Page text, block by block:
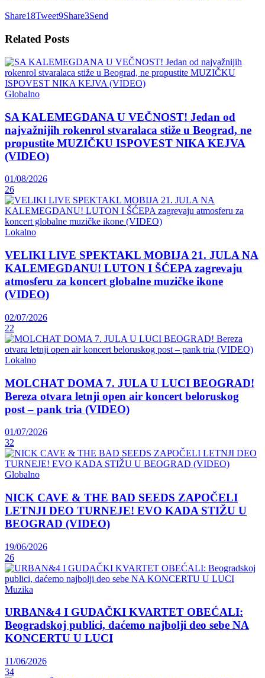
Share18Tweet9Share3Send
Related Posts
Globalno
SA KALEMEGDANA U VEČNOST! Jedan od
najvažnijih rokenrol stvaralaca stiže u Beograd, ne
propustite MUZIČKU ISPOVEST NIKA KEJVA
(VIDEO)
01/08/2026
26
Lokalno
VELIKI LIVE SPEKTAKL MOBIJA 21. JULA NA
KALEMEGDANU! LUTON I ŠĆEPA zagrevaju
atmosferu za koncert globalne muzičke ikone
(VIDEO)
02/07/2026
22
Lokalno
MOLCHAT DOMA 7. JULA U LUCI BEOGRAD!
Bereza otvara letnji open air koncert beloruskog
post – pank tria (VIDEO)
01/07/2026
32
Globalno
NICK CAVE & THE BAD SEEDS ZAPOČELI
LETNJI DEO TURNEJE! EVO KADA STIŽU U
BEOGRAD (VIDEO)
19/06/2026
26
Muzika
URBAN&4 I GUDAČKI KVARTET OBEĆALI:
Beogradskoj publici, daćemo najbolji deo sebe NA
KONCERTU U LUCI
11/06/2026
34